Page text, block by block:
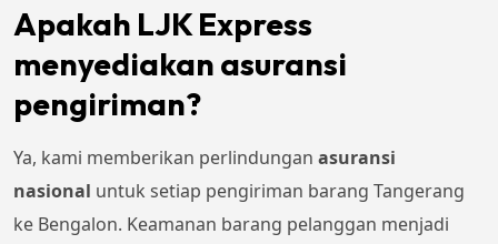
Apakah LJK Express
menyediakan asuransi
pengiriman?
Ya, kami memberikan perlindungan asuransi
nasional untuk setiap pengiriman barang Tangerang
ke Bengalon. Keamanan barang pelanggan menjadi